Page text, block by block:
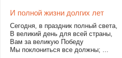
И полной жизни долгих лет
Сегодня, в праздник полный света,
В великий день для всей страны,
Вам за великую Победу
Мы поклониться все должны; ...